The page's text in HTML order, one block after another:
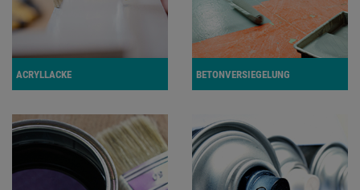
ACRYLLACKE BETONVERSIEGELUNG